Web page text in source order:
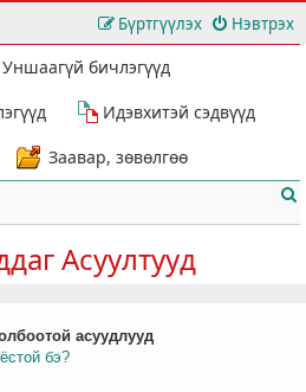
Нэвтрэх
Бүртгүүлэх
Уншаагүй бичлэгүүд
Идэвхитэй сэдвүүд
Заавар, зөвөлгөө
Асуултууд
асуудлууд
бэ?